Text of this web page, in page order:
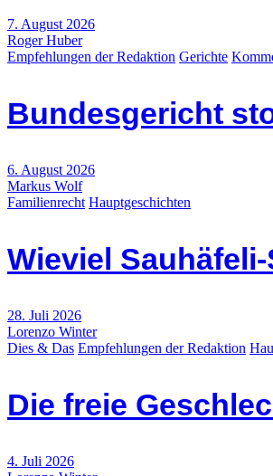
7. August 2026
Roger Huber
Empfehlungen der Redaktion Gerichte
Bundesgericht
6. August 2026
Markus Wolf
Familienrecht Hauptgeschichten
Wieviel
28. Juli 2026
Lorenzo Winter
Dies & Das Empfehlungen der Redaktion
Die freie
4. Juli 2026